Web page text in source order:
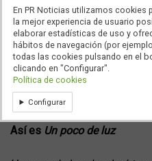
Sobre la llamada
Para ello, Javi Nieves
invitados de diferentes
psicólogos, expertos en
comportamiento juvenil.
Así es Un poco de luz
En PR Noticias utilizamos cookies
la mejor experiencia de usuario
elaborar estadísticas de uso y
hábitos de navegación (por
todas las cookies pulsando en el
clicando en "Configurar".
Política de cookies
Configurar